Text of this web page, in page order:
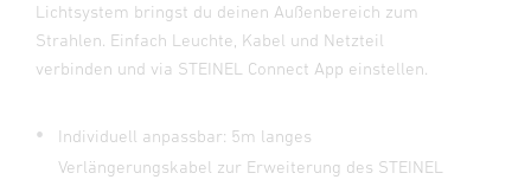
Lichtsystem bringst du deinen Außenbereich zum
Strahlen. Einfach Leuchte, Kabel und Netzteil
verbinden und via STEINEL Connect App einstellen.
Individuell anpassbar: 5m langes
Verlängerungskabel zur Erweiterung des STEINEL